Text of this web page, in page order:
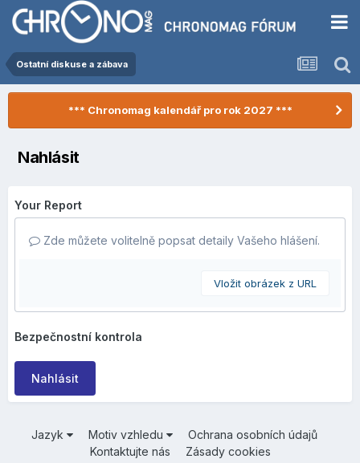
Ostatní diskuse a zábava
*** Chronomag kalendář pro rok 2027 ***
Nahlásit
Your Report
Zde můžete volitelně popsat detaily Vašeho hlášení.
Vložit obrázek z URL
Bezpečnostní kontrola
Nahlásit
Jazyk Motiv vzhledu
Ochrana osobních údajů
Kontaktujte nás
Zásady cookies